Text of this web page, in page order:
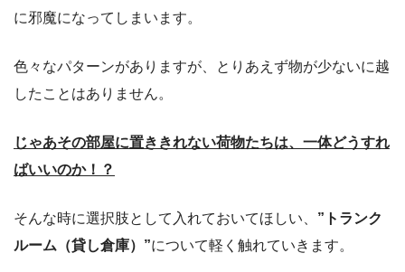
に邪魔になってしまいます。
色々なパターンがありますが、とりあえず物が少ないに越
したことはありません。
じゃあその部屋に置ききれない荷物たちは、一体どうすれ
ばいいのか！？
そんな時に選択肢として入れておいてほしい、 ”トランク
ルーム（貸し倉庫）”について軽く触れていきます。